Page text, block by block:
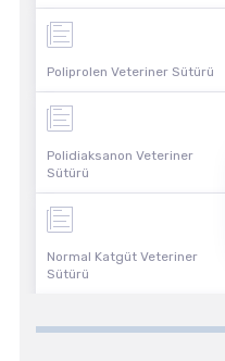
Poliprolen Veteriner Sütürü
Polidiaksanon Veteriner
Sütürü
Normal Katgüt Veteriner
Sütürü